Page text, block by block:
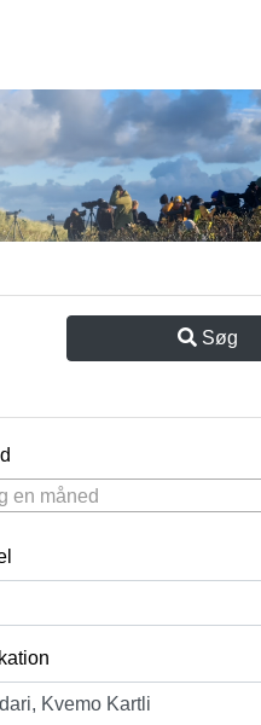
Søg
en måned